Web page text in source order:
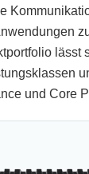
lässt
und Core